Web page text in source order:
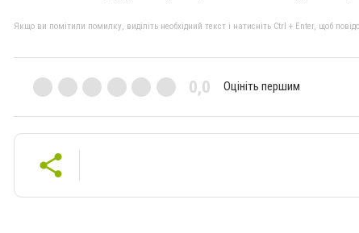
Якщо ви помітили помилку, виділіть необхідний текст і натисніть Ctrl + Enter, щоб
0,0 Оцініть першим